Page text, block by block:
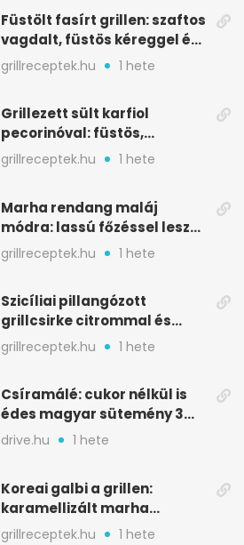
Füstölt fasírt grillen: szaftos
vagdalt, füstös kéreggel és
BBQ mázzal
grillreceptek.hu 1 hete
Grillezett sült karfiol
pecorinóval: füstös,
karamellizált nyári kedvenc
grillreceptek.hu 1 hete
Marha rendang maláj
módra: lassú főzéssel lesz
igazán szaftos
grillreceptek.hu 1 hete
Szicíliai pillangózott
grillcsirke citrommal és
oregánóval
grillreceptek.hu 1 hete
Csíramálé: cukor nélkül is
édes magyar sütemény 3
alapanyagból
drive.hu 1 hete
Koreai galbi a grillen:
karamellizált marha
rövidborda gyorsan
grillreceptek.hu 1 hete